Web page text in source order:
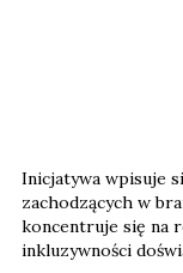
Inicjatywa wpisuje
zachodzących w
koncentruje się na
inkluzywności